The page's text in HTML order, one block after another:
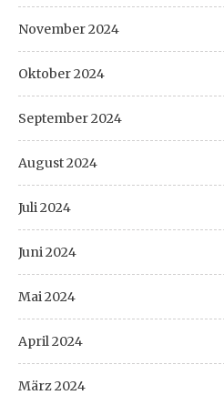
November 2024
Oktober 2024
September 2024
August 2024
Juli 2024
Juni 2024
Mai 2024
April 2024
März 2024